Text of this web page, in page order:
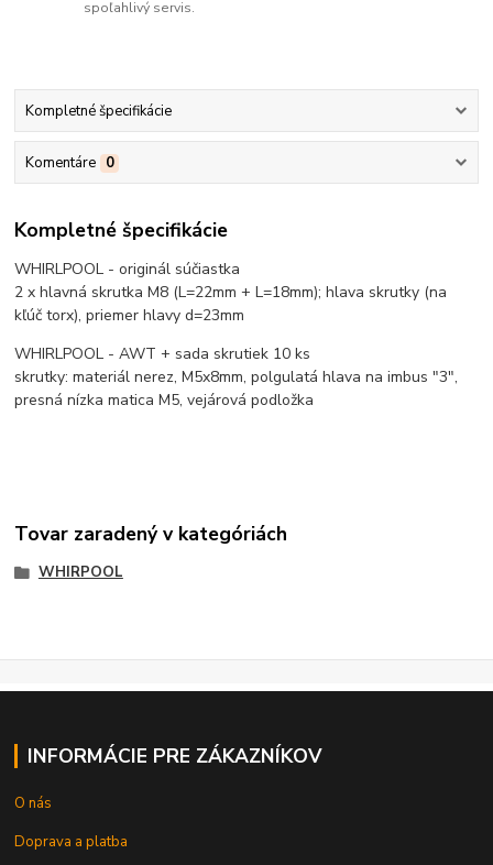
spoľahlivý servis.
Kompletné špecifikácie
Komentáre 0
Kompletné špecifikácie
WHIRLPOOL - originál súčiastka
2 x hlavná skrutka M8 (L=22mm + L=18mm); hlava skrutky (na
kľúč torx), priemer hlavy d=23mm
WHIRLPOOL - AWT + sada skrutiek 10 ks
skrutky: materiál nerez, M5x8mm, polgulatá hlava na imbus "3",
presná nízka matica M5, vejárová podložka
Tovar zaradený v kategóriách
WHIRPOOL
INFORMÁCIE PRE ZÁKAZNÍKOV
O nás
Doprava a platba